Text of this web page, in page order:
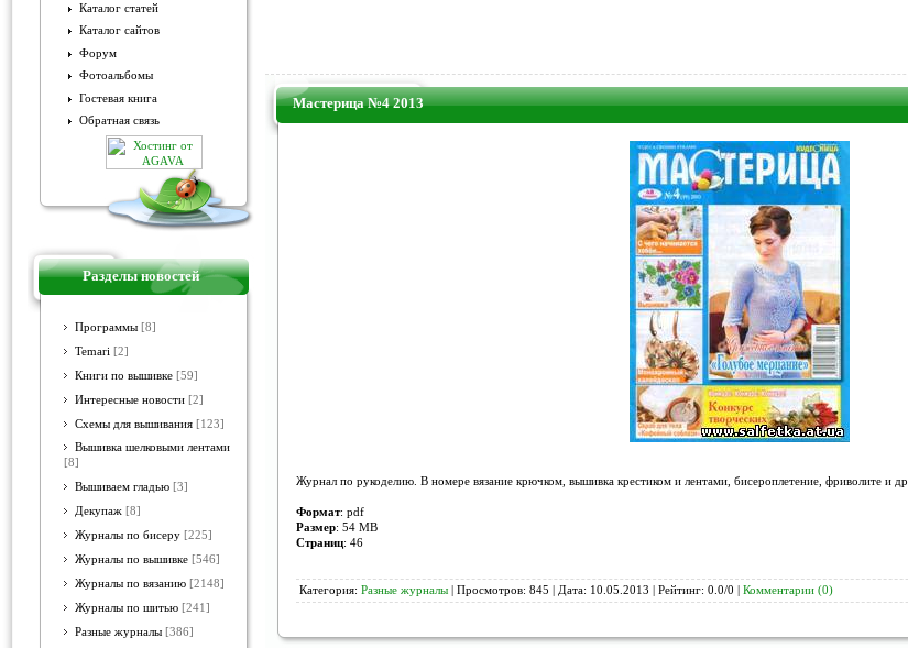
Каталог статей
Каталог сайтов
Форум
Фотоальбомы
Гостевая книга
Обратная связь
Разделы новостей
Программы [8]
Temari [2]
Книги по вышивке [59]
Интересные новости [2]
Схемы для вышивания [123]
Вышивка шелковыми лентами
[8]
Вышиваем гладью [3]
Декупаж [8]
Журналы по бисеру [225]
Журналы по вышивке [546]
Журналы по вязанию [2148]
Журналы по шитью [241]
Разные журналы [386]
Мастерица №4 2013
Журнал по рукоделию. В номере вязание крючком, вышивка крестиком и лентами, бисероплетение, фриволите и др
Формат: pdf
Размер: 54 MB
Страниц: 46
Категория: Разные журналы | Просмотров: 845 | Дата: 10.05.2013 | Рейтинг: 0.0/0 | Комментарии (0)